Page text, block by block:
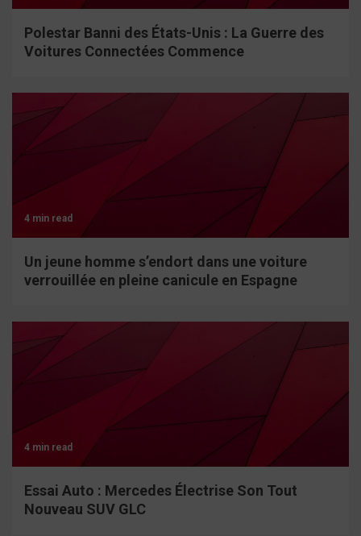
Polestar Banni des États-Unis : La Guerre des
Voitures Connectées Commence
4 min read
Un jeune homme s’endort dans une voiture
verrouillée en pleine canicule en Espagne
4 min read
Essai Auto : Mercedes Électrise Son Tout
Nouveau SUV GLC